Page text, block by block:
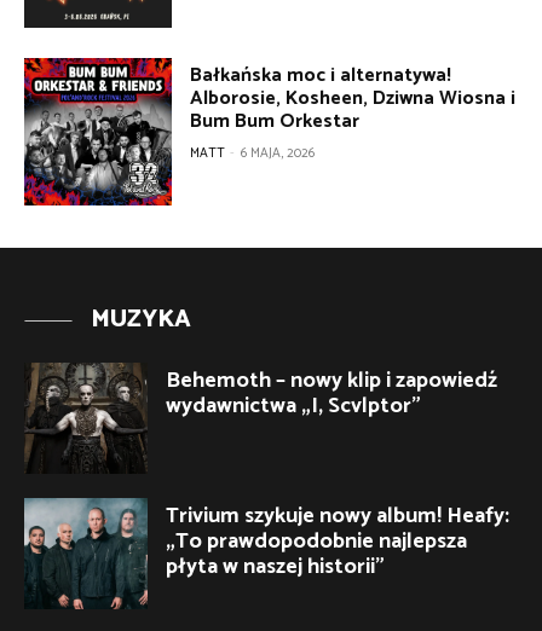
Bałkańska moc i alternatywa!
Alborosie, Kosheen, Dziwna Wiosna i
Bum Bum Orkestar
MATT - 6 MAJA, 2026
MUZYKA
Behemoth – nowy klip i zapowiedź
wydawnictwa „I, Scvlptor”
Trivium szykuje nowy album! Heafy:
„To prawdopodobnie najlepsza
płyta w naszej historii”